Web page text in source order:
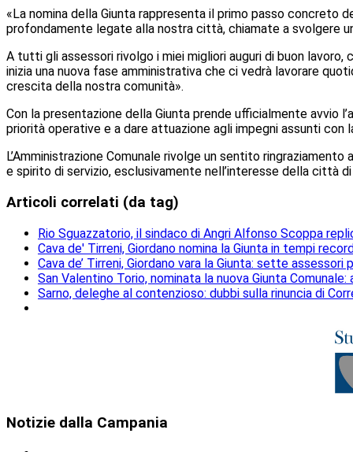
«La nomina della Giunta rappresenta il primo passo
profondamente legate alla nostra città, chiamate a svolgere
A tutti gli assessori rivolgo i miei migliori auguri di buon
inizia una nuova fase amministrativa che ci vedrà lavorare
crescita della nostra comunità».
Con la presentazione della Giunta prende ufficialmente avvio
priorità operative e a dare attuazione agli impegni assunti con
L’Amministrazione Comunale rivolge un sentito
e spirito di servizio, esclusivamente nell’interesse della città di
Articoli correlati (da tag)
Rio Sguazzatorio, il sindaco di Angri Alfonso Scoppa
Cava de' Tirreni, Giordano nomina la Giunta in tempi
Cava de’ Tirreni, Giordano vara la Giunta: sette assessori
San Valentino Torio, nominata la nuova Giunta
Sarno, deleghe al contenzioso: dubbi sulla rinuncia di
Notizie dalla Campania